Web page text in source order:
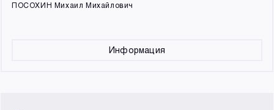
ПОСОХИН Михаил Михайлович
Информация